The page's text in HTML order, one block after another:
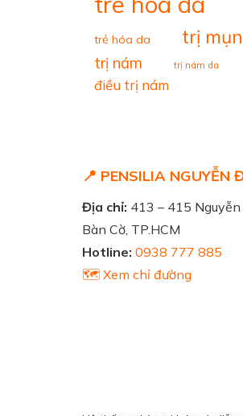
trẻ hóa da trị mụn
trị nám trị nám da
điều trị nám
📍 PENSILIA NGUYỄN
Địa chỉ: 413 – 415
Bàn Cờ, TP.HCM
Hotline: 0938 777 885
🗺️ Xem chỉ đường